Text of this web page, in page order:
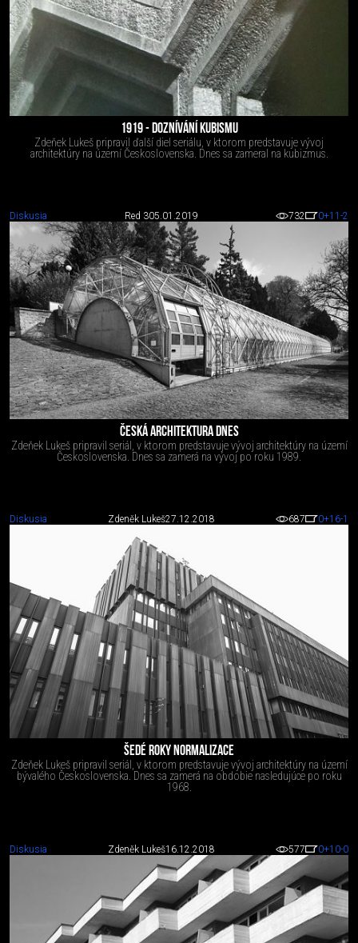
1919 - DOZNÍVÁNÍ KUBISMU
Zdeňek Lukeš pripravil ďalší diel seriálu, v ktorom predstavuje vývoj
architektúry na území Československa. Dnes sa zameral na kubizmus.
Diskusia Red 305.01.2019 732 0+11 -2
ČESKÁ ARCHITEKTURA DNES
Zdeňek Lukeš pripravil seriál, v ktorom predstavuje vývoj architektúry na území
Československa. Dnes sa zamerá na vývoj po roku 1989.
Diskusia Zdeněk Lukeš27.12.2018 687 0+16-1
ŠEDÉ ROKY NORMALIZACE
Zdeňek Lukeš pripravil seriál, v ktorom predstavuje vývoj architektúry na území
bývalého Československa. Dnes sa zamerá na obdobie nasledujúce po roku
1968.
Diskusia Zdeněk Lukeš16.12.2018 577 0+10-0